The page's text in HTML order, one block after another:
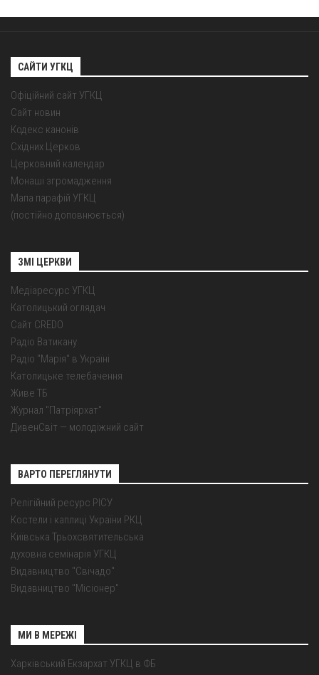
САЙТИ УГКЦ
Офіційний сайт УГКЦ
Сайт новин
Кодекс канонів
Східних Церков
Церковний календар
Монаші згромадження
Мапа парафій УГКЦ
(постійно доповнюється)
ЗМІ ЦЕРКВИ
Медіаресурс УГКЦ
Католицький оглядач
Сайт CREDO
Радіо Ватикану
Радіо "Марія" в Україні
Католицьке телебачення
Живе ТБ
Журнал "Патріярхат"
ДивенСвіт — молодіжний сайт
ВАРТО ПЕРЕГЛЯНУТИ
Релігійний ресурс РІСУ
Костели і каплиці України РКЦ
Київська Трьохсвятительська
духовна семінарія УГКЦ
Видавництво "Свічадо"
Видавництво "Місіонер"
МИ В МЕРЕЖІ
Харківський Екзархат УГКЦ в ФБ